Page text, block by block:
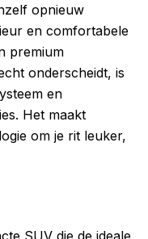
opnieuw
en comfortabele
premium
onderscheidt, is
en
Het maakt
om je rit leuker,
SUV die de ideale